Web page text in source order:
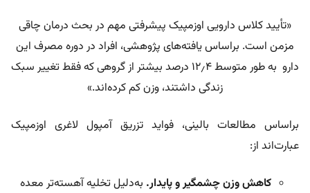
«تأیید کلاس دارویی اوزمپیک پیشرفتی مهم در بحث درمان چاقی
مزمن است. براساس یافته‌های پژوهشی، افراد در دوره مصرف این
دارو به طور متوسط ۱۲٫۴ درصد بیشتر از گروهی که فقط تغییر سبک
زندگی داشتند، وزن کم کرده‌اند.»
براساس مطالعات بالینی، فواید تزریق آمپول لاغری اوزمپیک
عبارت‌اند از:
کاهش وزن چشمگیر و پایدار. به‌دلیل تخلیه آهسته‌تر معده